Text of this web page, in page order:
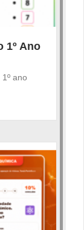
1º Ano
ano